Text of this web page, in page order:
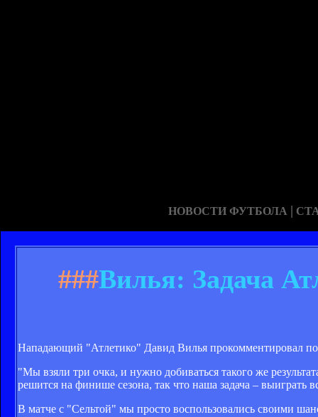
НОВОСТИ ФУТБОЛА |
###Вилья: Задача
Нападающий "Атлетико" Давид Вилья прокомментировал
"Мы взяли три очка, и нужно добиваться такого же
решится на финише сезона, так что наша задача – выиграть
В матче с "Сельтой" мы просто воспользовались своими